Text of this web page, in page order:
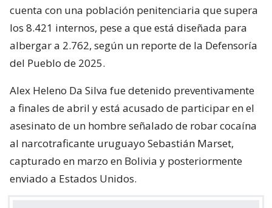
cuenta con una población penitenciaria que supera
los 8.421 internos, pese a que está diseñada para
albergar a 2.762, según un reporte de la Defensoría
del Pueblo de 2025.
Alex Heleno Da Silva fue detenido preventivamente
a finales de abril y está acusado de participar en el
asesinato de un hombre señalado de robar cocaína
al narcotraficante uruguayo Sebastián Marset,
capturado en marzo en Bolivia y posteriormente
enviado a Estados Unidos.